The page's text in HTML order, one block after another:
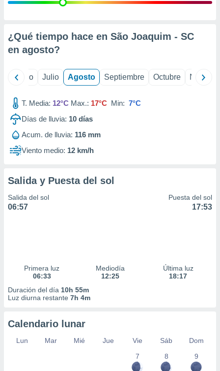
e
mediante
publicidad
de
1199
¿Qué tiempo hace en São Joaquim - SC
en agosto?
Junio Julio Agosto Septiembre Octubre
T. Media: 12°C Max.: 17°C Min: 7°C
Días de lluvia: 10 días
Acum. de lluvia: 116 mm
Viento medio: 12 km/h
Salida y Puesta del sol
Salida del sol
06:57
Puesta del sol
17:53
Primera luz
06:33
Mediodía
12:25
Última luz
18:17
Duración del día 10h 55m
Luz diurna restante 7h 4m
Calendario lunar
Lun Mar Mié Jue Vie Sáb
Dom
7
8 9